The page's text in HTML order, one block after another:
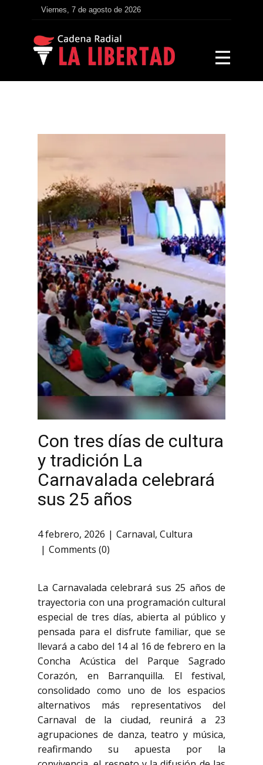
Viernes, 7 de agosto de 2026
Con tres días de cultura
y tradición La
Carnavalada celebrará
sus 25 años
4 febrero, 2026 Carnaval, Cultura
Comments (0)
La Carnavalada celebrará sus 25 años de
trayectoria con una programación cultural
especial de tres días, abierta al público y
pensada para el disfrute familiar, que se
llevará a cabo del 14 al 16 de febrero en la
Concha Acústica del Parque Sagrado
Corazón, en Barranquilla. El festival,
consolidado como uno de los espacios
alternativos más representativos del
Carnaval de la ciudad, reunirá a 23
agrupaciones de danza, teatro y música,
reafirmando su apuesta por la